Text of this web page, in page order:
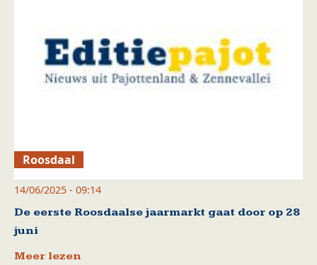
Roosdaal
14/06/2025 - 09:14
De eerste Roosdaalse jaarmarkt gaat door op 28
juni
Meer lezen